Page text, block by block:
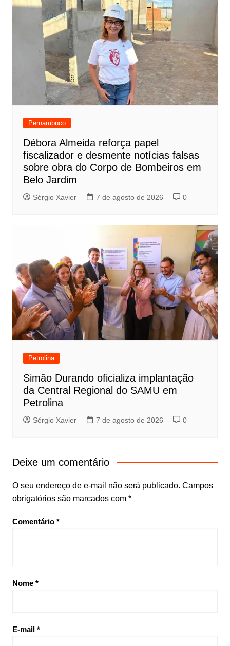
Pernambuco
Débora Almeida reforça papel
fiscalizador e desmente notícias falsas
sobre obra do Corpo de Bombeiros em
Belo Jardim
Sérgio Xavier 7 de agosto de 2026 0
Petrolina
Simão Durando oficializa implantação
da Central Regional do SAMU em
Petrolina
Sérgio Xavier 7 de agosto de 2026 0
Deixe um comentário
O seu endereço de e-mail não será publicado. Campos
obrigatórios são marcados com *
Comentário *
Nome *
E-mail *